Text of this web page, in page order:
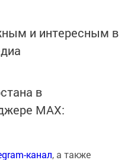
и интересным в
в
MАХ:
канал, а также